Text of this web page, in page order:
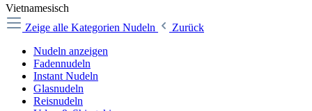
Vietnamesisch
Zeige alle Kategorien Nudeln
Zurück
Nudeln anzeigen
Fadennudeln
Instant Nudeln
Glasnudeln
Reisnudeln